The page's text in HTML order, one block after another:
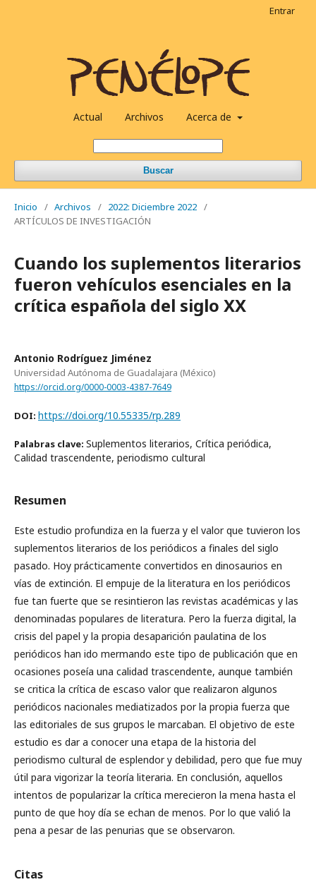
Actual Archivos Acerca de
Buscar
Entrar
Inicio / Archivos / 2022: Diciembre 2022 /
ARTÍCULOS DE INVESTIGACIÓN
Cuando los suplementos literarios
fueron vehículos esenciales en la
crítica española del siglo XX
Antonio Rodríguez Jiménez
Universidad Autónoma de Guadalajara (México)
https://orcid.org/0000-0003-4387-7649
DOI: https://doi.org/10.55335/rp.289
Palabras clave: Suplementos literarios, Crítica periódica,
Calidad trascendente, periodismo cultural
Resumen
Este estudio profundiza en la fuerza y el valor que tuvieron los
suplementos literarios de los periódicos a finales del siglo
pasado. Hoy prácticamente convertidos en dinosaurios en
vías de extinción. El empuje de la literatura en los periódicos
fue tan fuerte que se resintieron las revistas académicas y las
denominadas populares de literatura. Pero la fuerza digital, la
crisis del papel y la propia desaparición paulatina de los
periódicos han ido mermando este tipo de publicación que en
ocasiones poseía una calidad trascendente, aunque también
se critica la crítica de escaso valor que realizaron algunos
periódicos nacionales mediatizados por la propia fuerza que
las editoriales de sus grupos le marcaban. El objetivo de este
estudio es dar a conocer una etapa de la historia del
periodismo cultural de esplendor y debilidad, pero que fue muy
útil para vigorizar la teoría literaria. En conclusión, aquellos
intentos de popularizar la crítica merecieron la mena hasta el
punto de que hoy día se echan de menos. Por lo que valió la
pena a pesar de las penurias que se observaron.
Citas